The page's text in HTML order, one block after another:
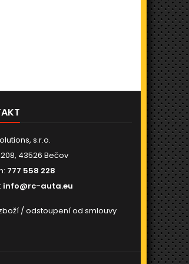
s.r.o.
43526 Bečov
777 558 228
info@rc-auta.eu
/ odstoupení od smlouvy